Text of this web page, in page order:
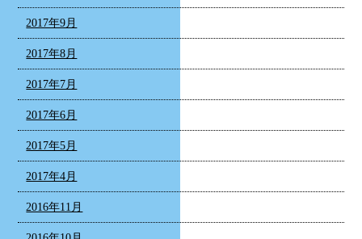
2017年9月
2017年8月
2017年7月
2017年6月
2017年5月
2017年4月
2016年11月